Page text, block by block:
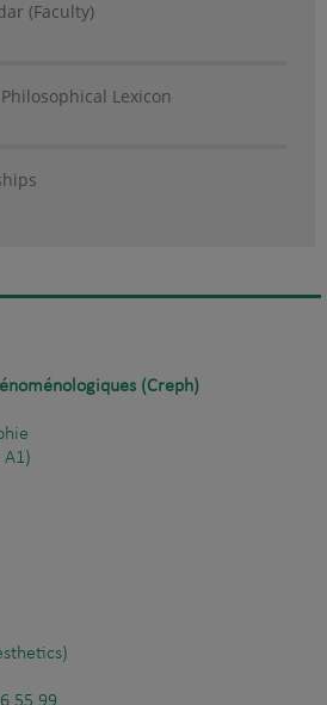
(Faculty)
Lexicon
(Creph)
A1)